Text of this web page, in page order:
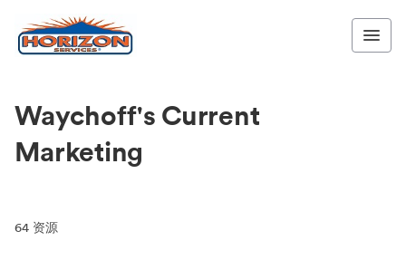
Waychoff's Current
Marketing
64 资源